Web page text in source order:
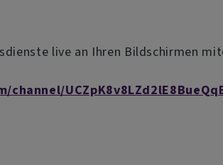
live an Ihren Bildschirmen